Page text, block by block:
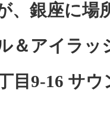
、銀座に場
＆アイラッ
目9-16 サ